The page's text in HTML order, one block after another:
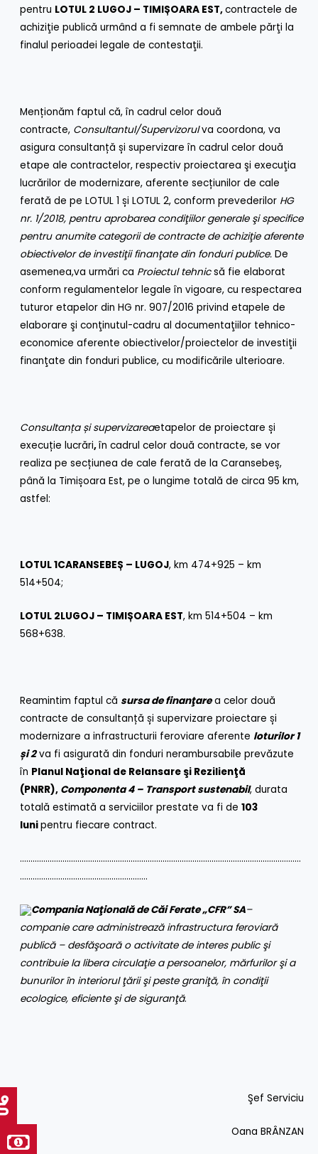
pentru LOTUL 2 LUGOJ – TIMIȘOARA EST,contractele de
achiziţie publică urmând a fi semnate de ambele părţi la
finalul perioadei legale de contestaţii.
Menționăm faptul că, în cadrul celor două
contracte, Consultantul/Supervizorulva coordona, va
asigura consultanță și supervizare în cadrul celor două
etape ale contractelor, respectiv proiectarea şi execuţia
lucrărilor de modernizare, aferente secțiunilor de cale
ferată de pe LOTUL 1 și LOTUL 2, conform prevederilor HG
nr. 1/2018, pentru aprobarea condiţiilor generale şi specifice
pentru anumite categorii de contracte de achiziţie aferente
obiectivelor de investiţii finanţate din fonduri publice.De
asemenea,va urmări ca Proiectul tehnicsă fie elaborat
conform regulamentelor legale în vigoare, cu respectarea
tuturor etapelor din HG nr. 907/2016 privind etapele de
elaborare şi conţinutul-cadru al documentaţiilor tehnico-
economice aferente obiectivelor/proiectelor de investiţii
finanţate din fonduri publice, cu modificările ulterioare.
Consultanța și supervizareaetapelor de proiectare și
execuție lucrări,în cadrul celor două contracte, se vor
realiza pe secțiunea de cale ferată de la Caransebeș,
până la Timișoara Est, pe o lungime totală de circa 95 km,
astfel:
LOTUL 1CARANSEBEȘ – LUGOJ, km 474+925 – km
514+504;
LOTUL 2LUGOJ – TIMIȘOARA EST, km 514+504 – km
568+638.
Reamintim faptul că sursa de finanţarea celor două
contracte de consultanță și supervizare proiectare și
modernizare a infrastructurii feroviare aferente loturilor 1
și 2va fi asigurată din fonduri nerambursabile prevăzute
în Planul Naţional de Relansare şi Rezilienţă
(PNRR), Componenta 4 – Transport sustenabil, durata
totală estimată a serviciilor prestate va fi de103
lunipentru fiecare contract.
……………………………………………………………………………………………………………………
……………………………………………………
Compania Naţională de Căi Ferate „CFR” SA–
companie care administrează infrastructura feroviară
publică – desfăşoară o activitate de interes public şi
contribuie la libera circulaţie a persoanelor, mărfurilor şi a
bunurilor în interiorul ţării şi peste graniţă, în condiţii
ecologice, eficiente şi de siguranţă.
Şef Serviciu
Oana BRÂNZAN